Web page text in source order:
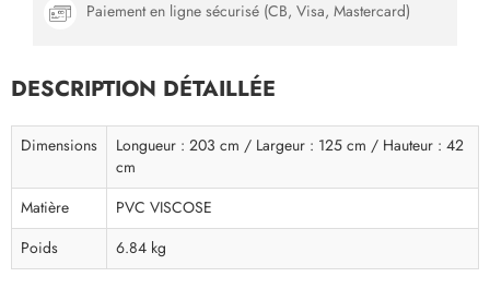
Paiement en ligne sécurisé (CB, Visa, Mastercard)
DESCRIPTION DÉTAILLÉE
Dimensions
Longueur : 203 cm / Largeur : 125 cm / Hauteur : 42
cm
Matière
PVC VISCOSE
Poids
6.84 kg